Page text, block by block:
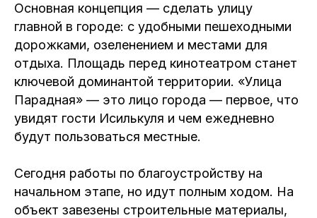
Основная концепция — сделать улицу
главной в городе: с удобными пешеходными
дорожками, озеленением и местами для
отдыха. Площадь перед кинотеатром станет
ключевой доминантой территории. «Улица
Парадная» — это лицо города — первое, что
увидят гости Исилькуля и чем ежедневно
будут пользоваться местные.
Сегодня работы по благоустройству на
начальном этапе, но идут полным ходом. На
объект завезены строительные материалы,